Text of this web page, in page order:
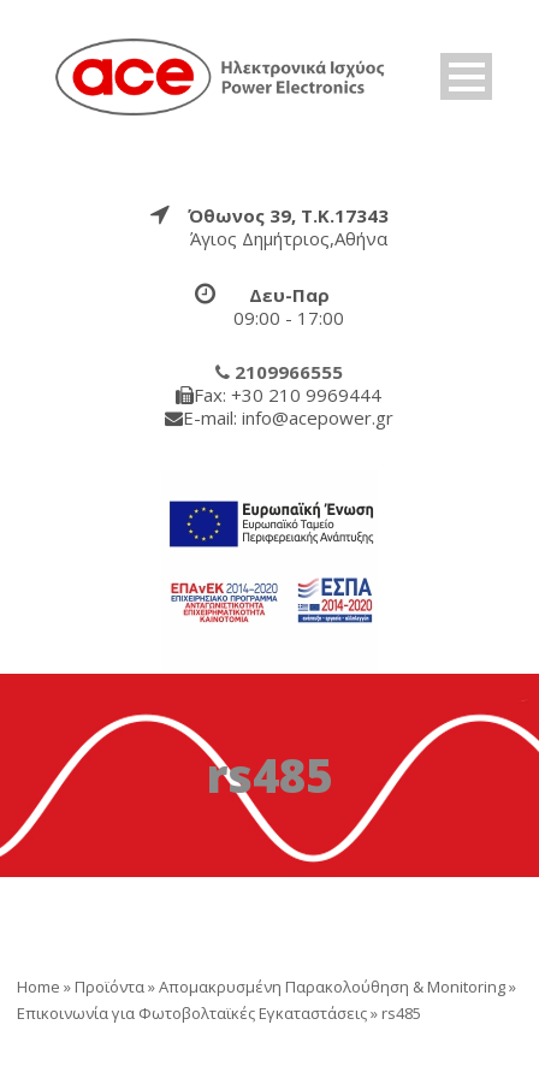
Όθωνος 39, Τ.Κ.17343
Άγιος Δημήτριος,Αθήνα
Δευ-Παρ
09:00 - 17:00
2109966555
Fax: +30 210 9969444
E-mail: info@acepower.gr
rs485
Home » Προϊόντα»Απομακρυσμένη Παρακολούθηση & Monitoring»
Επικοινωνία για Φωτοβολταϊκές Εγκαταστάσεις» rs485